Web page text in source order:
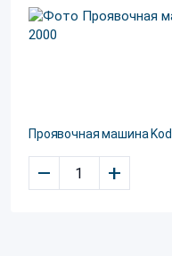
Проявочная машина
– +